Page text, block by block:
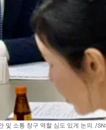
및 소통 창구 역할 심도 있게 논의. /